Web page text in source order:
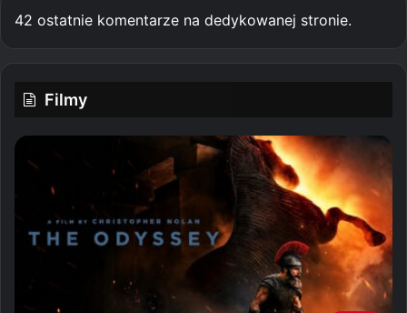
42 ostatnie komentarze na dedykowanej stronie.
Filmy